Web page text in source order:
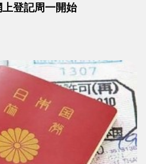
登記周一開始